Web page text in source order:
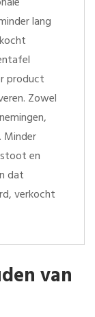
lang
product
Zowel
Minder
en
dat
verkocht
van